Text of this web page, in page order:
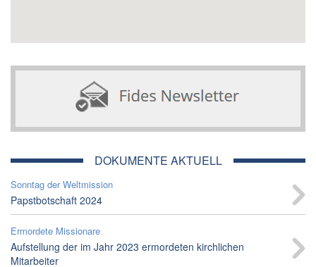
DOKUMENTE AKTUELL
Sonntag der Weltmission
Papstbotschaft 2024
Ermordete Missionare
Aufstellung der im Jahr 2023 ermordeten kirchlichen
Mitarbeiter